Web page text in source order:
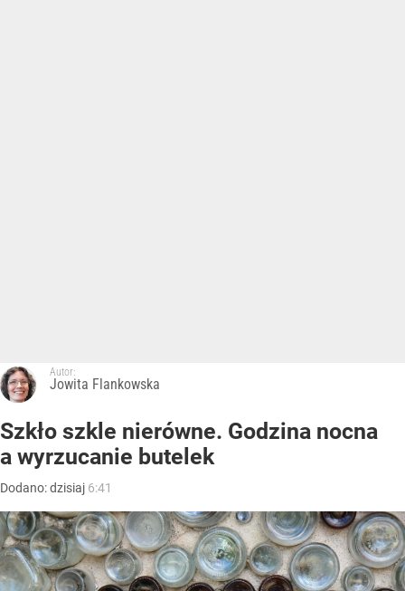
Autor:
Jowita Flankowska
Szkło szkle nierówne. Godzina nocna
a wyrzucanie butelek
Dodano:dzisiaj 6:41